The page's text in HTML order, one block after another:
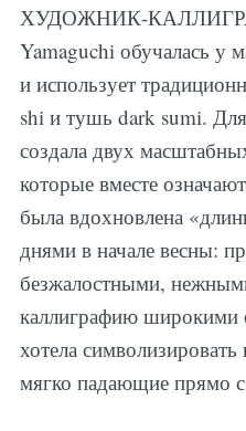
ХУДОЖНИК-
Yamaguchi обучалась у
и использует
shi и тушь dark sumi.
создала двух
которые вместе
была вдохновлена
днями в начале весны:
безжалостными,
каллиграфию
хотела
мягко падающие прямо